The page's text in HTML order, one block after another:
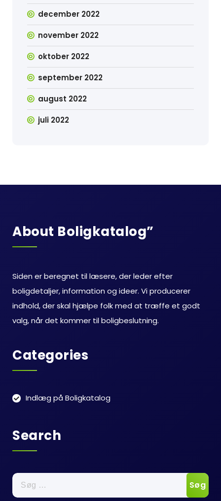
december 2022
november 2022
oktober 2022
september 2022
august 2022
juli 2022
About Boligkatalog”
Siden er beregnet til læsere, der leder efter
boligdetaljer, information og ideer. Vi producerer
indhold, der skal hjælpe folk med at træffe et godt
valg, når det kommer til boligbeslutning.
Categories
Indlæg på Boligkatalog
Search
Søg
efter: